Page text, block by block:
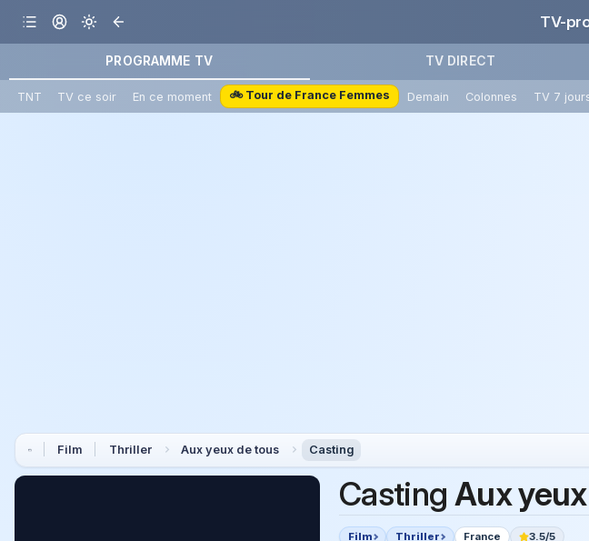
TV-
PROGRAMME TV TV DIRECT
TNT TV ce soir En ce moment 🚲 Tour de France Femmes Demain Colonnes TV 7
Film Thriller Aux yeux de tous Casting
Casting Aux
Film Thriller France 3.5/5